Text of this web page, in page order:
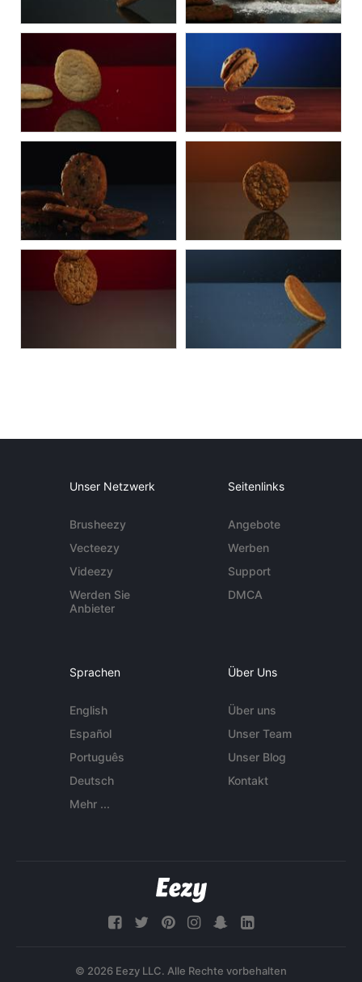
Unser Netzwerk
Brusheezy
Vecteezy
Videezy
Werden Sie
Anbieter
Seitenlinks
Angebote
Werben
Support
DMCA
Sprachen
English
Español
Português
Deutsch
Mehr ...
Über Uns
Über uns
Unser Team
Unser Blog
Kontakt
© 2026 Eezy LLC. Alle Rechte vorbehalten